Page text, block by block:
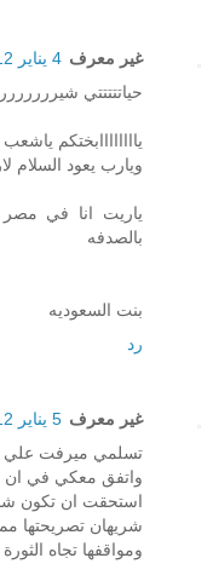
غير معرف 4 يناير 2012 في 5:56 ص
حياتتتتتي
ياااااااابختكم
ويارب يعود السلام
ياريت انا في
بالصدفه
بنت السعوديه
رد
غير معرف 5 يناير 2012 في 9:41 ص
تسلمي ميرفت علي
واتفق معكي في ان
استحقت ان تكون
شريهان تصريحتها
ومواقفها تجاه الثورة